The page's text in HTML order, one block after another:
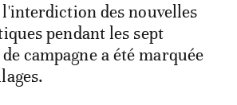
l'interdiction des nouvelles
pendant les sept
campagne a été marquée